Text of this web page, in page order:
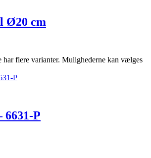
Ø20 cm
har flere varianter. Mulighederne kan vælges
P